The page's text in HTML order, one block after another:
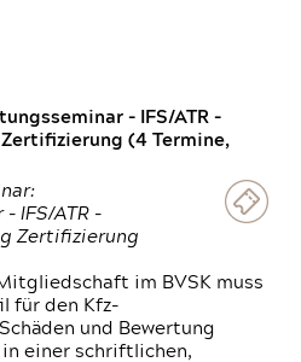
- IFS/ATR -
(4 Termine,
IFS/ATR -
Zertifizierung
im BVSK muss
für den Kfz-
und Bewertung
einer schriftlichen,